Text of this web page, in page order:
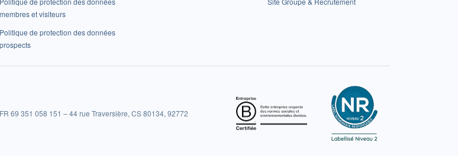
membres et visiteurs
Politique de protection des données
prospects
69 351 058 151 – 44 rue Traversière, CS 80134, 92772